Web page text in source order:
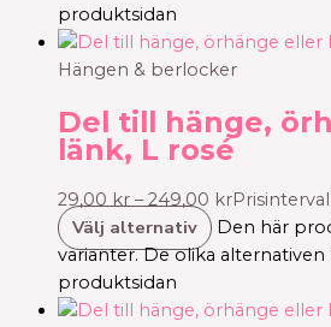
produktsidan
Hängen & berlocker
Del till hänge,
länk, L rosé
29,00 kr – 249,00 kr
Välj alternativ
Den här
varianter. De olika alternativen
produktsidan